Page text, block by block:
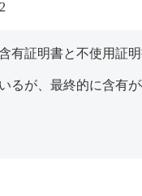
有証明書と不使用証
が、最終的に含有が